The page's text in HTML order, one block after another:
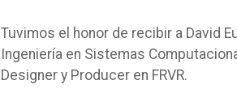
Tuvimos el honor de recibir a David
Ingeniería en Sistemas
Designer y Producer en FRVR.